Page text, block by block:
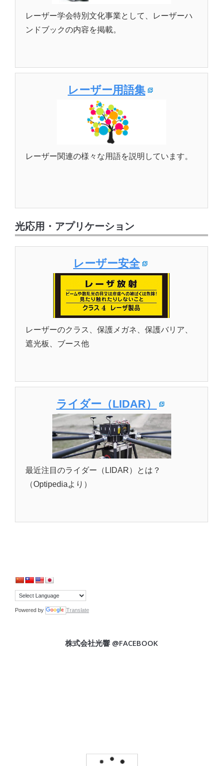
レーザー学会特別文化事業として、レーザーハ
ンドブックの内容を掲載。
レーザー用語集
レーザー関連の様々な用語を説明しています。
光応用・アプリケーション
レーザー安全
レーザーのクラス、保護メガネ、保護バリア、
遮光板、ブース他
ライダー（LIDAR）
最近注目のライダー（LIDAR）とは？
（Optipediaより）
Powered by Translate
株式会社光響 @FACEBOOK